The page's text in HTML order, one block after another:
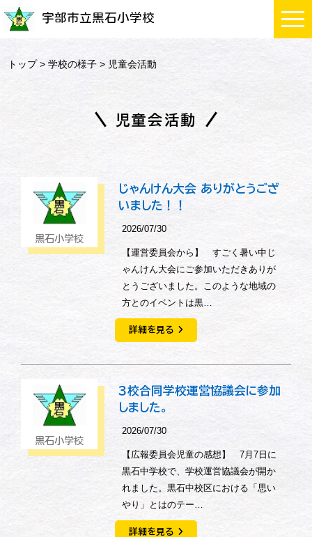
宇部市立黒石小学校
トップ>学校の様子 > 児童会活動
児童会活動
黒石小学校
じゃんけん大会 ありがとうござ
いました！！
2026/07/30
【運営委員会から】 すごく暑い中じ
ゃんけん大会にご参加いただきありが
とうございました。このような地域の
方とのイベントは黒…
詳細を見る
黒石小学校
３校合同学校運営協議会に参加
しました。
2026/07/30
【広報委員会児童の感想】 7月7日に
黒石中学校で、学校運営協議会が開か
れました。黒石中校区における「思い
やり」とはのテー…
詳細を見る